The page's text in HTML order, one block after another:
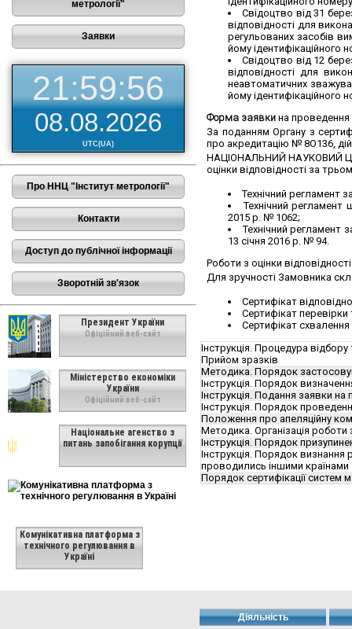
метрології"
Заявки
21:59:56
08.08.2026
UTC(UA)
Про ННЦ "Інститут метрології"
Контакти
Доступ до публічної інформації
Зворотній зв'язок
Президент України
Офіційний веб-сайт
Міністерство економіки
України
Офіційний веб-сайт
Національне агенство з
питань запобігання корупції
Комунікативна платформа з
технічного регулювання в
Україні
Свідоцтво від 31
відповідності для
регульованих засобів
йому ідентифікаційного
Свідоцтво від 12
відповідності для
неавтоматичних
йому ідентифікаційного
Форма заявки на проведення
За поданням Органу з
про акредитацію № 8О136,
НАЦІОНАЛЬНИЙ НАУКОВИЙ
оцінки відповідності за
Технічний регламент
Технічний регламент
2015 р. № 1062;
Технічний регламент
13 січня 2016 р. № 94.
Роботи з оцінки
Для зручності Замовника
Сертифікат
Сертифікат перевірки
Сертифікат
Інструкція. Процедура відбору
Прийом зразків
Методика. Порядок
Інструкція. Порядок
Інструкція. Подання заявки на
Інструкція. Порядок
Положення про апеляційну
Методика. Організація роботи
Інструкція. Порядок
Інструкція. Порядок визнання
проводились іншими країнами
Порядок сертифікації систем
Діяльність